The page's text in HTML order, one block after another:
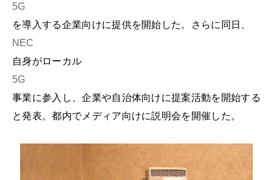
5G
を導入する企業向けに提供を開始した。さらに同日、
NEC
自身がローカル
5G
事業に参入し、企業や自治体向けに提案活動を開始する
と発表。都内でメディア向けに説明会を開催した。